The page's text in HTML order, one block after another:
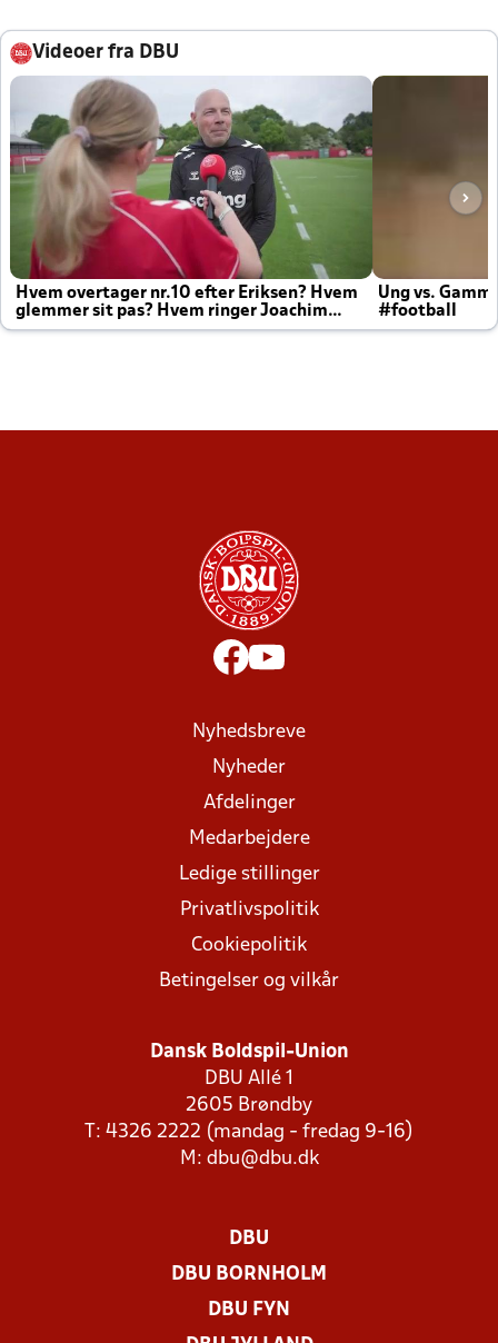
Videoer fra DBU
Hvem overtager nr.10 efter Eriksen? Hvem
glemmer sit pas? Hvem ringer Joachim
altid til efter kampe?
Ung vs.
#football
Nyhedsbreve
Nyheder
Afdelinger
Medarbejdere
Ledige stillinger
Privatlivspolitik
Cookiepolitik
Betingelser og vilkår
Dansk Boldspil-Union
DBU Allé 1
2605 Brøndby
T: 4326 2222 (mandag - fredag 9-16)
M: dbu@dbu.dk
DBU
DBU BORNHOLM
DBU FYN